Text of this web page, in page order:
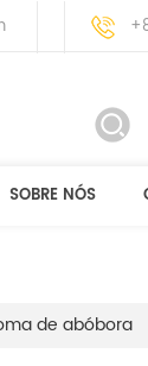
SOBRE NÓS
de abóbora